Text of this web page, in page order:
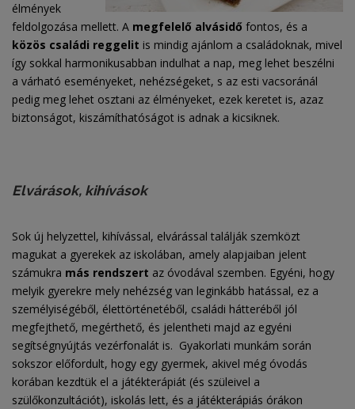
élmények
feldolgozása mellett. A megfelelő alvásidő fontos, és a
közös családi reggelit is mindig ajánlom a családoknak, mivel
így sokkal harmonikusabban indulhat a nap, meg lehet beszélni
a várható eseményeket, nehézségeket, s az esti vacsoránál
pedig meg lehet osztani az élményeket, ezek keretet is, azaz
biztonságot, kiszámíthatóságot is adnak a kicsiknek.
Elvárások, kihívások
Sok új helyzettel, kihívással, elvárással találják szemközt
magukat a gyerekek az iskolában, amely alapjaiban jelent
számukra más rendszert az óvodával szemben. Egyéni, hogy
melyik gyerekre mely nehézség van leginkább hatással, ez a
személyiségéből, élettörténetéből, családi hátteréből jól
megfejthető, megérthető, és jelentheti majd az egyéni
segítségnyújtás vezérfonalát is. Gyakorlati munkám során
sokszor előfordult, hogy egy gyermek, akivel még óvodás
korában kezdtük el a játékterápiát (és szüleivel a
szülőkonzultációt), iskolás lett, és a játékterápiás órákon